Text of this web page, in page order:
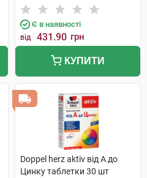
Є в наявності
від 431.90 грн
КУПИТИ
Doppel herz aktiv від А до
Цинку таблетки 30 шт